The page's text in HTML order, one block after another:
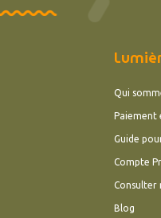
Qui
Paiement
Guide
Compte
Consulter
Blog